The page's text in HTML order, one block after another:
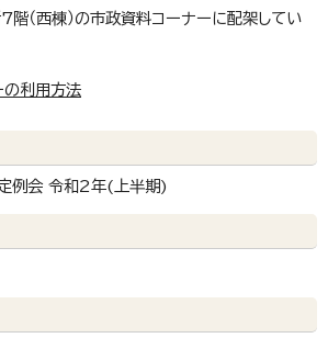
階（西棟）の市政資料コーナーに配架してい
の利用方法
例会 令和2年(上半期)